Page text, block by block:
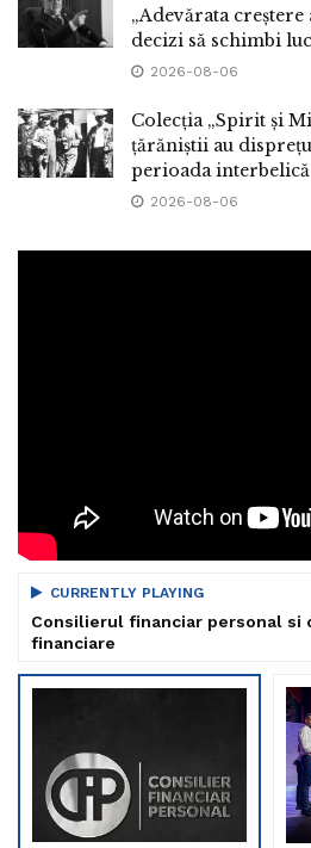
„Adevărata
decizi să schimbi
2026-08-06
Colecția „Spirit și
țărăniștii au
perioada interbelică
2026-08-06
CURRENTLY PLAYING
Consilierul financiar personal si
financiare